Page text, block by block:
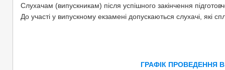
Слухачам (випускникам) після успішного закінчення
До участі у випускному екзамені допускаються слухачі, які
ГРАФІК ПРОВЕДЕННЯ